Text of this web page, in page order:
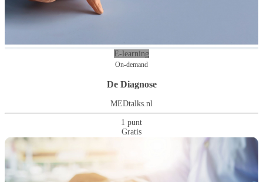
E-learning
On-demand
De Diagnose
MEDtalks.nl
1 punt
Gratis